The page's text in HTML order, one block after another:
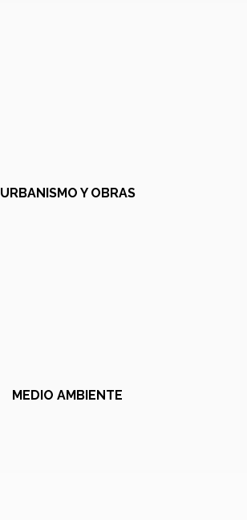
URBANISMO Y OBRAS
MEDIO AMBIENTE